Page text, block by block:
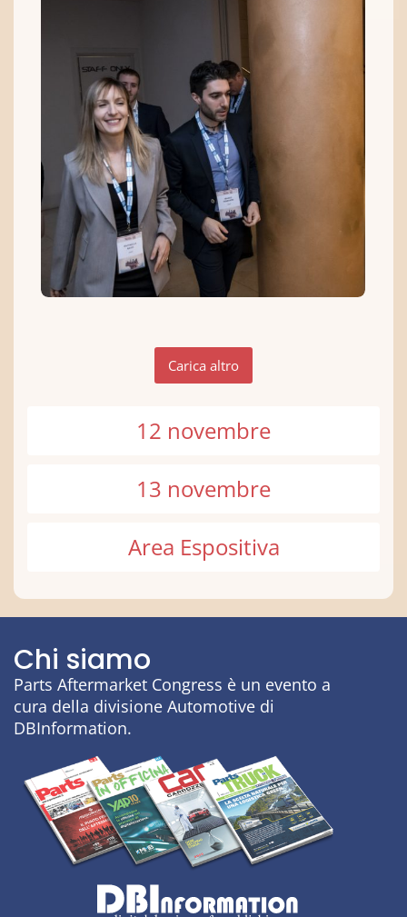
12 novembre
13 novembre
Area Espositiva
Carica altro
Chi siamo
Parts Aftermarket Congress è un evento a
cura della divisione Automotive di
DBInformation.